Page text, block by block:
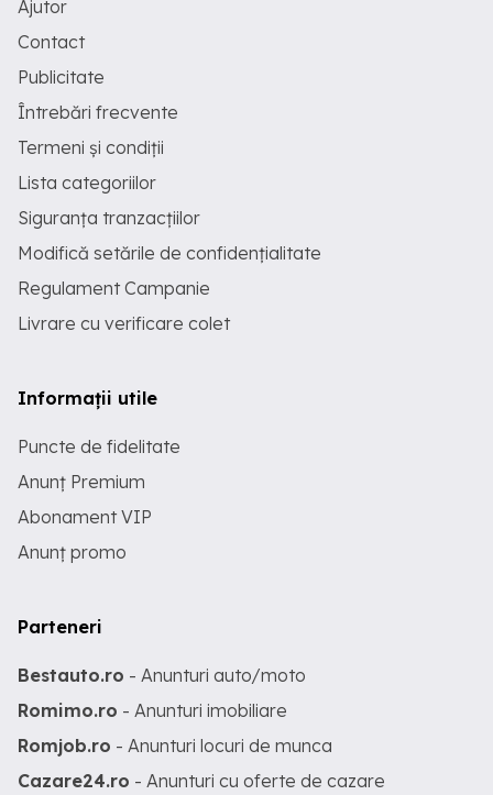
Ajutor
Contact
Publicitate
Întrebări frecvente
Termeni și condiții
Lista categoriilor
Siguranța tranzacțiilor
Modifică setările de confidențialitate
Regulament Campanie
Livrare cu verificare colet
Informații utile
Puncte de fidelitate
Anunț Premium
Abonament VIP
Anunț promo
Parteneri
Bestauto.ro - Anunturi auto/moto
Romimo.ro - Anunturi imobiliare
Romjob.ro - Anunturi locuri de munca
Cazare24.ro - Anunturi cu oferte de cazare